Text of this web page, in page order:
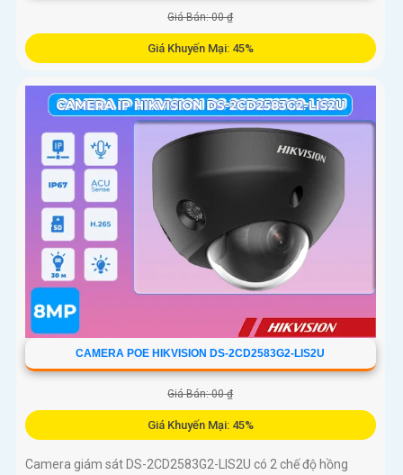
Giá Bán: 00 ₫
Giá Khuyến Mại: 45%
Camera An Ninh DS-2CD2683G2-LIZS2U tích hợp chức năng
Thu Âm và Phát hiện chuyển động, Chống Ngược Sáng DWDR
150db, hình ảnh rõ dù ở đâu, dành cho các công trình chuyên
dụng. Công nghệ H.265+/H
CAMERA POE HIKVISION DS-2CD2583G2-LIS2U
Giá Bán: 00 ₫
Giá Khuyến Mại: 45%
Camera giám sát DS-2CD2583G2-LIS2U có 2 chế độ hồng